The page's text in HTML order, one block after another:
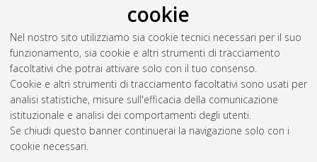
cookie
Nel nostro sito utilizziamo sia cookie tecnici necessari per il suo
funzionamento, sia cookie e altri strumenti di tracciamento
facoltativi che potrai attivare solo con il tuo consenso.
Cookie e altri strumenti di tracciamento facoltativi sono usati per
analisi statistiche, misure sull'efficacia della comunicazione
istituzionale e analisi dei comportamenti degli utenti.
Se chiudi questo banner continuerai la navigazione solo con i
cookie necessari.
(2025)Legal structure of the digital Euro
[Dissertation thesis], Alma Mater Studiorum Università di
Bologna. Dottorato di ricerca inDiritto europeo, 37 Ciclo. DOI
10.48676/unibo/amsdottorato/11818.
Questa lista e' stata generata il Thu Aug 6 20:44:40 2026
Atom